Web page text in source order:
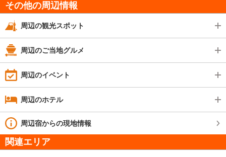
その他の周辺情報
周辺の観光スポット
周辺のご当地グルメ
周辺のイベント
周辺のホテル
周辺宿からの現地情報
関連エリア